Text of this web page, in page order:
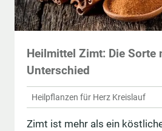
Heilmittel Zimt: Die Sorte
Unterschied
Heilpflanzen für Herz Kreislauf
Zimt ist mehr als ein